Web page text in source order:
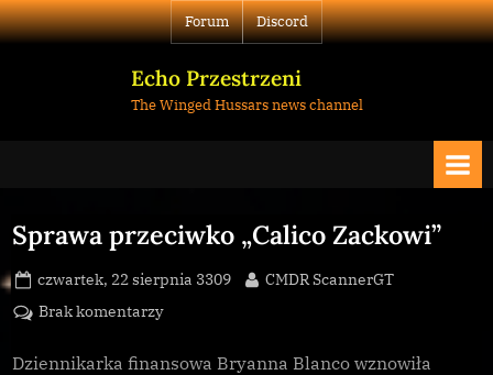
Skip
to
Forum Discord
Echo Przestrzeni
The Winged Hussars news channel
Sprawa przeciwko „Calico Zackowi”
Posted
on
czwartek, 22 sierpnia 3309 By
CMDR ScannerGT
Brak komentarzydo
przeciwko
Dziennikarka finansowa Bryanna Blanco wznowiła